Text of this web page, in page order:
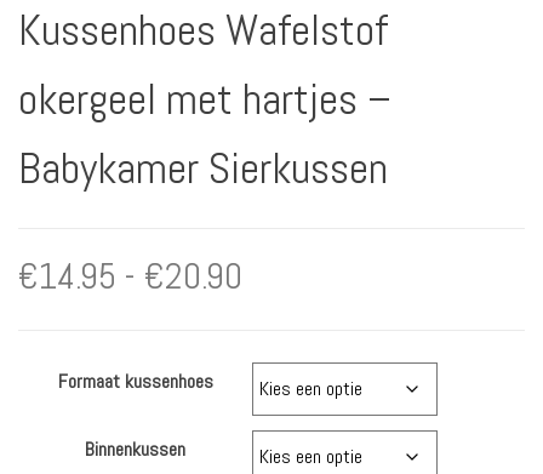
Kussenhoes Wafelstof
okergeel met hartjes –
Babykamer Sierkussen
€14.95 - €20.90
tot
€20.90
Formaat kussenhoes
Binnenkussen